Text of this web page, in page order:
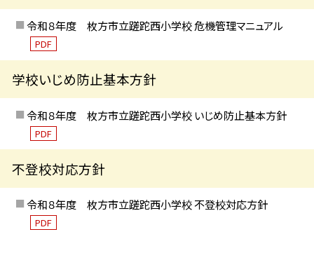
令和８年度 枚方市立蹉跎西小学校 危機管理マニュアル
PDF
学校いじめ防止基本方針
令和８年度 枚方市立蹉跎西小学校 いじめ防止基本方針
PDF
不登校対応方針
令和８年度 枚方市立蹉跎西小学校 不登校対応方針
PDF